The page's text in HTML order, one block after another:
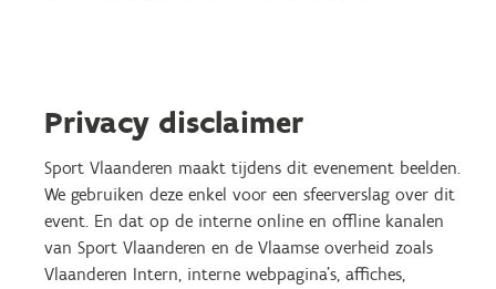
Privacy disclaimer
Sport Vlaanderen maakt tijdens dit evenement beelden.
We gebruiken deze enkel voor een sfeerverslag over dit
event. En dat op de interne online en offline kanalen
van Sport Vlaanderen en de Vlaamse overheid zoals
Vlaanderen Intern, interne webpagina's, affiches,